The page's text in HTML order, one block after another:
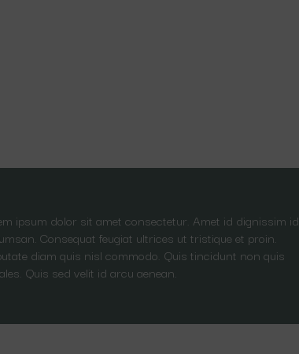
ipsum dolor sit amet consectetur. Amet id dignissim id
Consequat feugiat ultrices ut tristique et proin.
diam quis nisl commodo. Quis tincidunt non quis
Quis sed velit id arcu aenean.